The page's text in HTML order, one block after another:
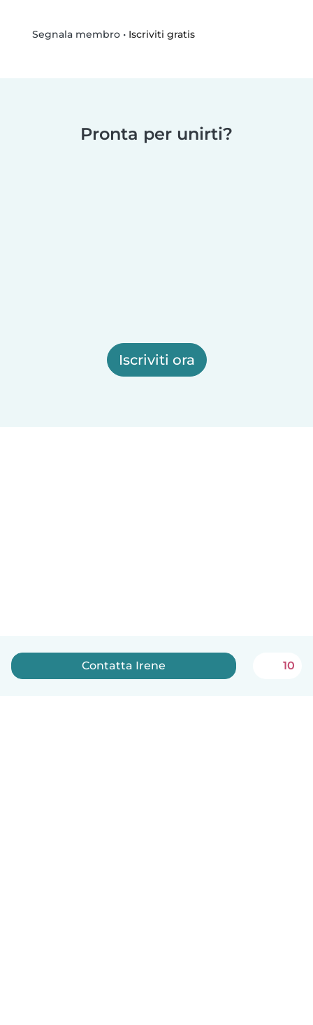
Segnala membro• Iscriviti gratis
Pronta per unirti?
Iscriviti ora
Contatta Irene 10